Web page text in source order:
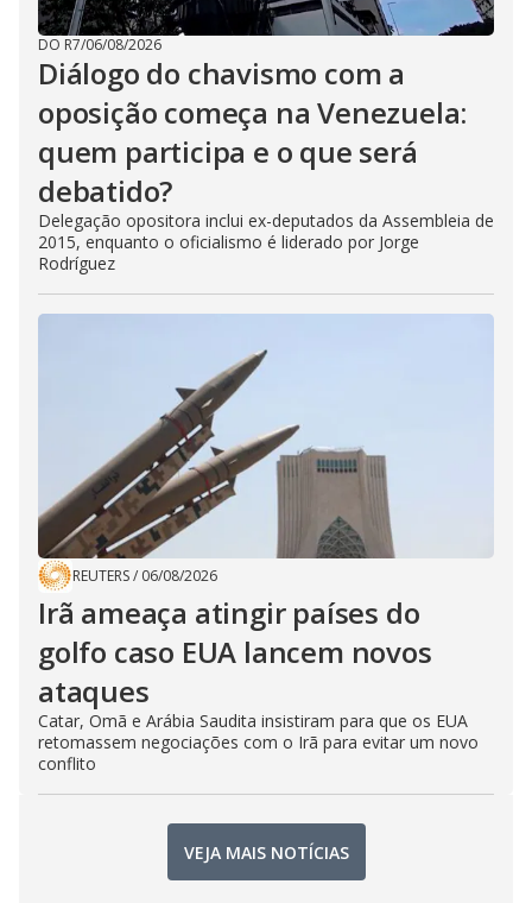
DO R7/06/08/2026
Diálogo do chavismo com a
oposição começa na Venezuela:
quem participa e o que será
debatido?
Delegação opositora inclui ex-deputados da Assembleia de
2015, enquanto o oficialismo é liderado por Jorge
Rodríguez
REUTERS/ 06/08/2026
Irã ameaça atingir países do
golfo caso EUA lancem novos
ataques
Catar, Omã e Arábia Saudita insistiram para que os EUA
retomassem negociações com o Irã para evitar um novo
conflito
VEJA MAIS NOTÍCIAS